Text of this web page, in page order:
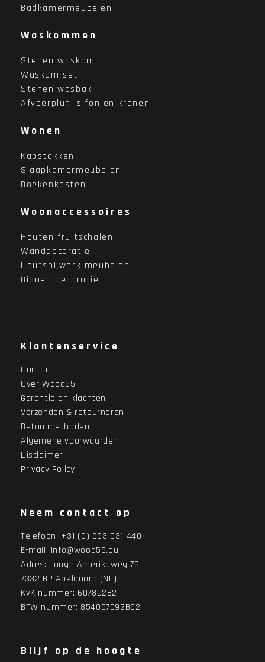
Badkamermeubelen
Waskommen
Stenen waskom
Waskom set
Stenen wasbak
Afvoerplug, sifon en kranen
Wonen
Kapstokken
Slaapkamermeubelen
Boekenkasten
Woonaccessoires
Houten fruitschalen
Wanddecoratie
Houtsnijwerk meubelen
Binnen decoratie
Klantenservice
Contact
Over Wood55
Garantie en klachten
Verzenden & retourneren
Betaalmethoden
Algemene voorwaarden
Disclaimer
Privacy Policy
Neem contact op
Telefoon: +31 (0) 553 031 440
E-mail: Info@wood55.eu
Adres: Lange Amerikaweg 73
7332 BP Apeldoorn (NL)
KvK nummer: 60780282
BTW nummer: 854057092B02
Blijf op de hoogte